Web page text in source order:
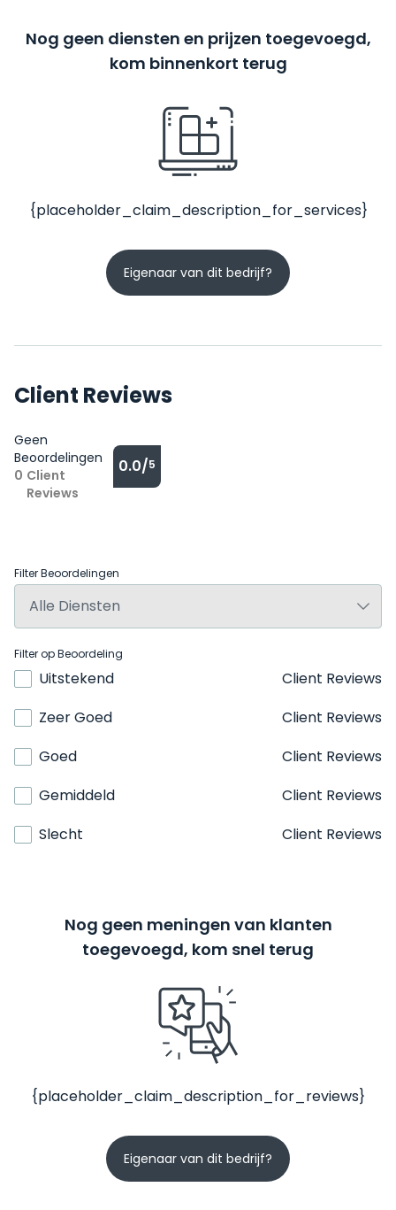
Nog geen diensten en prijzen toegevoegd,
kom binnenkort terug
{placeholder_claim_description_for_services}
Eigenaar van dit bedrijf?
Client Reviews
Geen
Beoordelingen
0 Client
Reviews
0.0/5
Filter Beoordelingen
Filter op Beoordeling
Uitstekend
Client Reviews
Zeer Goed
Client Reviews
Goed
Client Reviews
Gemiddeld
Client Reviews
Slecht
Client Reviews
Nog geen meningen van klanten
toegevoegd, kom snel terug
{placeholder_claim_description_for_reviews}
Eigenaar van dit bedrijf?